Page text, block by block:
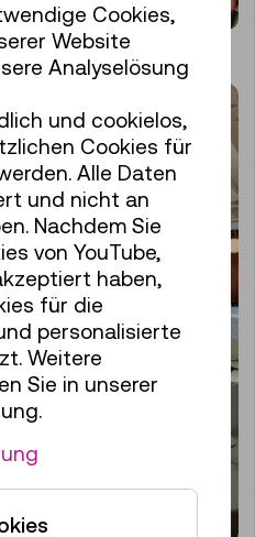
Cookies,
Website
Analyselösung
und cookielos,
Cookies für
Alle Daten
und nicht an
Nachdem Sie
von YouTube,
haben,
für die
personalisierte
Weitere
Sie in unserer